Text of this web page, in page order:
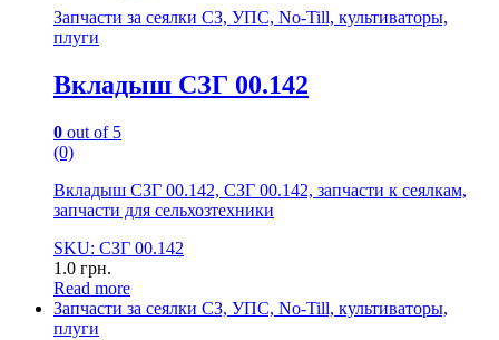
Запчасти за сеялки СЗ, УПС, No-Till, культиваторы,
плуги
Вкладыш СЗГ 00.142
0 out of 5
(0)
Вкладыш СЗГ 00.142, СЗГ 00.142, запчасти к сеялкам,
запчасти для сельхозтехники
SKU: СЗГ 00.142
1.0 грн.
Read more
Запчасти за сеялки СЗ, УПС, No-Till, культиваторы,
плуги